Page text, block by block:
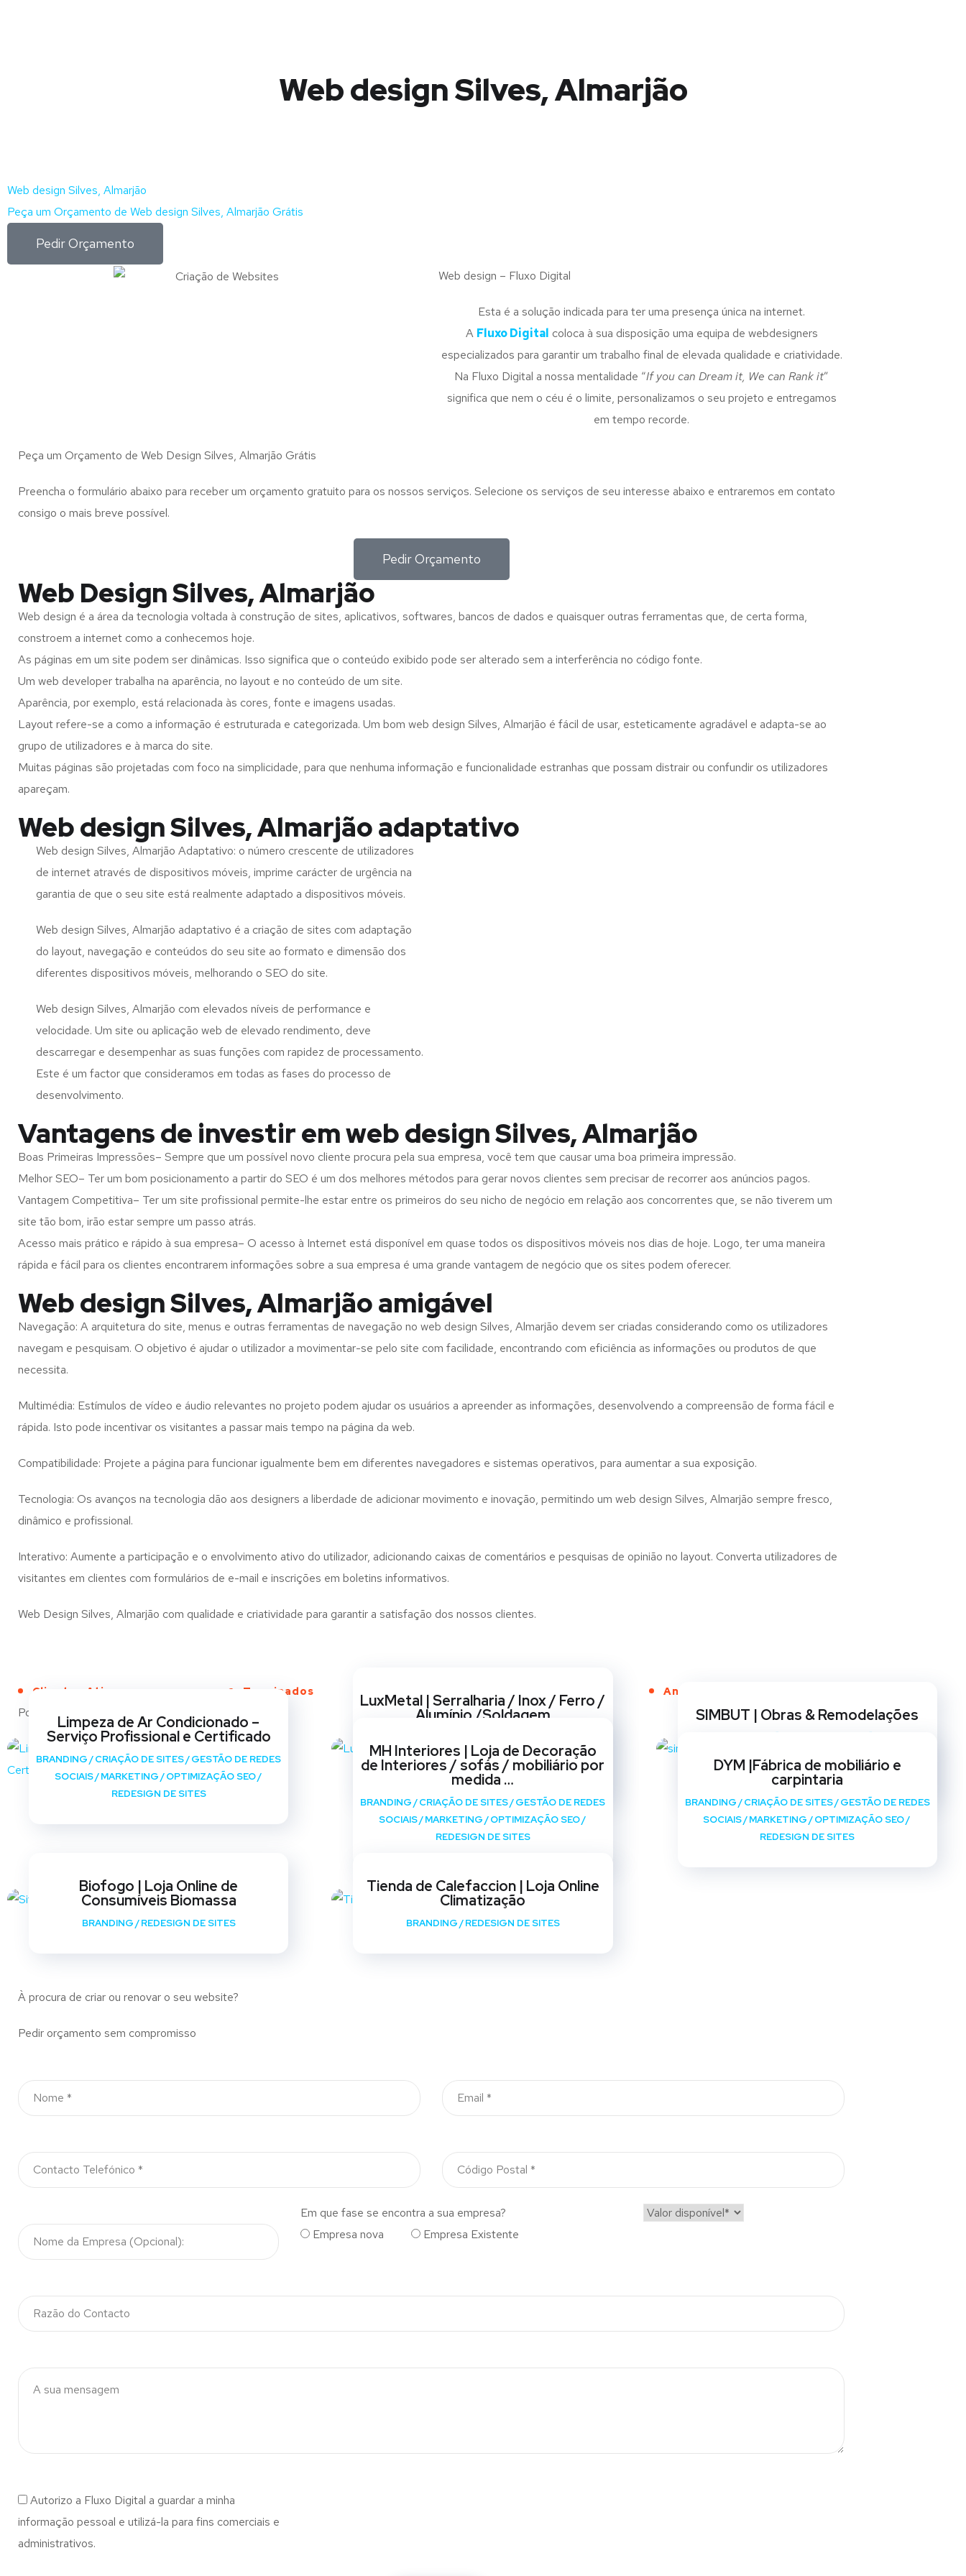
Web design Silves, Almarjão
Web design Silves, Almarjão
Peça um Orçamento de Web design Silves, Almarjão Grátis
Pedir Orçamento
Web design – Fluxo Digital
Esta é a solução indicada para ter uma presença única na internet.
A Fluxo Digital coloca à sua disposição uma equipa de webdesigners
especializados para garantir um trabalho final de elevada qualidade e criatividade.
Na Fluxo Digital a nossa mentalidade “If you can Dream it, We can Rank it”
significa que nem o céu é o limite, personalizamos o seu projeto e entregamos
em tempo recorde.
Peça um Orçamento de Web Design Silves, Almarjão Grátis
Preencha o formulário abaixo para receber um orçamento gratuito para os nossos serviços. Selecione os serviços de seu interesse abaixo e entraremos em contato
consigo o mais breve possível.
Pedir Orçamento
Web Design Silves, Almarjão
Web design é a área da tecnologia voltada à construção de sites, aplicativos, softwares, bancos de dados e quaisquer outras ferramentas que, de certa forma,
constroem a internet como a conhecemos hoje.
As páginas em um site podem ser dinâmicas. Isso significa que o conteúdo exibido pode ser alterado sem a interferência no código fonte.
Um web developer trabalha na aparência, no layout e no conteúdo de um site.
Aparência, por exemplo, está relacionada às cores, fonte e imagens usadas.
Layout refere-se a como a informação é estruturada e categorizada. Um bom web design Silves, Almarjão é fácil de usar, esteticamente agradável e adapta-se ao
grupo de utilizadores e à marca do site.
Muitas páginas são projetadas com foco na simplicidade, para que nenhuma informação e funcionalidade estranhas que possam distrair ou confundir os utilizadores
apareçam.
Web design Silves, Almarjão adaptativo
Web design Silves, Almarjão Adaptativo: o número crescente de utilizadores
de internet através de dispositivos móveis, imprime carácter de urgência na
garantia de que o seu site está realmente adaptado a dispositivos móveis.
Web design Silves, Almarjão adaptativo é a criação de sites com adaptação
do layout, navegação e conteúdos do seu site ao formato e dimensão dos
diferentes dispositivos móveis, melhorando o SEO do site.
Web design Silves, Almarjão com elevados níveis de performance e
velocidade. Um site ou aplicação web de elevado rendimento, deve
descarregar e desempenhar as suas funções com rapidez de processamento.
Este é um factor que consideramos em todas as fases do processo de
desenvolvimento.
Vantagens de investir em web design Silves, Almarjão
Boas Primeiras Impressões– Sempre que um possível novo cliente procura pela sua empresa, você tem que causar uma boa primeira impressão.
Melhor SEO– Ter um bom posicionamento a partir do SEO é um dos melhores métodos para gerar novos clientes sem precisar de recorrer aos anúncios pagos.
Vantagem Competitiva– Ter um site profissional permite-lhe estar entre os primeiros do seu nicho de negócio em relação aos concorrentes que, se não tiverem um
site tão bom, irão estar sempre um passo atrás.
Acesso mais prático e rápido à sua empresa– O acesso à Internet está disponível em quase todos os dispositivos móveis nos dias de hoje. Logo, ter uma maneira
rápida e fácil para os clientes encontrarem informações sobre a sua empresa é uma grande vantagem de negócio que os sites podem oferecer.
Web design Silves, Almarjão amigável
Navegação: A arquitetura do site, menus e outras ferramentas de navegação no web design Silves, Almarjão devem ser criadas considerando como os utilizadores
navegam e pesquisam. O objetivo é ajudar o utilizador a movimentar-se pelo site com facilidade, encontrando com eficiência as informações ou produtos de que
necessita.
Multimédia: Estímulos de vídeo e áudio relevantes no projeto podem ajudar os usuários a apreender as informações, desenvolvendo a compreensão de forma fácil e
rápida. Isto pode incentivar os visitantes a passar mais tempo na página da web.
Compatibilidade: Projete a página para funcionar igualmente bem em diferentes navegadores e sistemas operativos, para aumentar a sua exposição.
Tecnologia: Os avanços na tecnologia dão aos designers a liberdade de adicionar movimento e inovação, permitindo um web design Silves, Almarjão sempre fresco,
dinâmico e profissional.
Interativo: Aumente a participação e o envolvimento ativo do utilizador, adicionando caixas de comentários e pesquisas de opinião no layout. Converta utilizadores de
visitantes em clientes com formulários de e-mail e inscrições em boletins informativos.
Web Design Silves, Almarjão com qualidade e criatividade para garantir a satisfação dos nossos clientes.
Clientes Ativos Terminados Anos de Serviço
Portfólio
Limpeza de Ar Condicionado –
Serviço Profissional e Certificado
BRANDING/CRIAÇÃO DE SITES/GESTÃO DE REDES
SOCIAIS/MARKETING/OPTIMIZAÇÃO SEO/
REDESIGN DE SITES
LuxMetal | Serralharia / Inox / Ferro /
Alumínio /Soldagem
SOCIAIS/ MARKETING/OPTIMIZAÇÃO SEO/
REDESIGN DE SITES
SIMBUT | Obras & Remodelações
REDESIGN DE SITES
MH Interiores | Loja de Decoração
de Interiores / sofás / mobiliário por
medida …
BRANDING /CRIAÇÃO DE SITES/GESTÃO DE REDES
SOCIAIS/MARKETING/OPTIMIZAÇÃO SEO/
REDESIGN DE SITES
DYM |Fábrica de mobiliário e
carpintaria
BRANDING/CRIAÇÃO DE SITES/GESTÃO DE REDES
SOCIAIS/MARKETING/OPTIMIZAÇÃO SEO/
REDESIGN DE SITES
Biofogo | Loja Online de
Consumíveis Biomassa
BRANDING/REDESIGN DE SITES
Tienda de Calefaccion | Loja Online
Climatização
BRANDING/REDESIGN DE SITES
À procura de criar ou renovar o seu website?
Pedir orçamento sem compromisso
Em que fase se encontra a sua empresa?
Empresa nova
Empresa Existente
Autorizo a Fluxo Digital a guardar a minha
informação pessoal e utilizá-la para fins comerciais e
administrativos.